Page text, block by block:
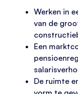
Werken in
van de
Een
De ruimte